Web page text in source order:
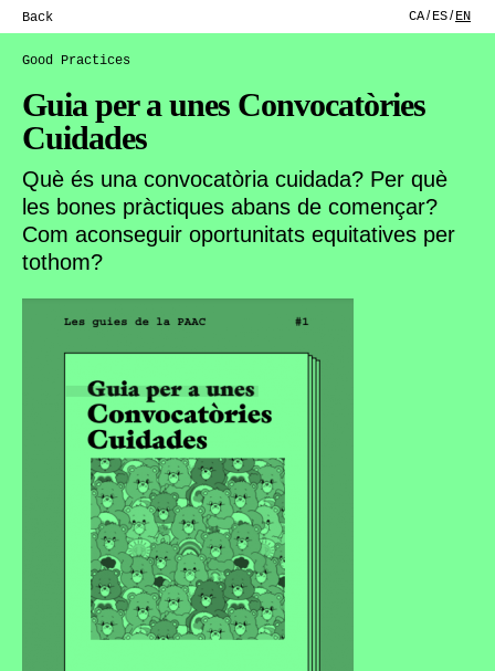
Back CA ES EN
Good Practices
Guia per a unes Convocatòries
Cuidades
Què és una convocatòria cuidada? Per què
les bones pràctiques abans de començar?
Com aconseguir oportunitats equitatives per
tothom?